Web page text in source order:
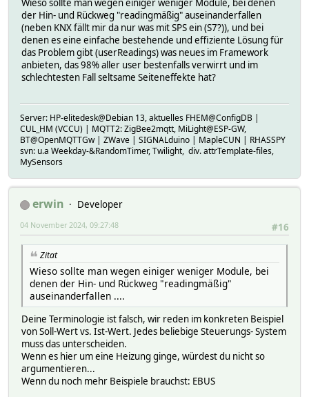
der Hin- und Rückweg "readingmäßig" auseinanderfallen
(neben KNX fällt mir da nur was mit SPS ein (S7?)), und bei
denen es eine einfache bestehende und effiziente Lösung für
das Problem gibt (userReadings) was neues im Framework
anbieten, das 98% aller user bestenfalls verwirrt und im
schlechtesten Fall seltsame Seiteneffekte hat?
Server: HP-elitedesk@Debian 13, aktuelles FHEM@ConfigDB |
CUL_HM (VCCU) | MQTT2: ZigBee2mqtt, MiLight@ESP-GW,
BT@OpenMQTTGw | ZWave | SIGNALduino | MapleCUN | RHASSPY
svn: u.a Weekday-&RandomTimer, Twilight, div. attrTemplate-files,
MySensors
erwin
Developer
#16
04 November 2024, 09:27:48
Zitat
Wieso sollte man wegen einiger weniger Module, bei
denen der Hin- und Rückweg "readingmäßig"
auseinanderfallen ....
Deine Terminologie ist falsch, wir reden im konkreten Beispiel
von Soll-Wert vs. Ist-Wert. Jedes beliebige Steuerungs- System
muss das unterscheiden.
Wenn es hier um eine Heizung ginge, würdest du nicht so
argumentieren...
Wenn du noch mehr Beispiele brauchst: EBUS